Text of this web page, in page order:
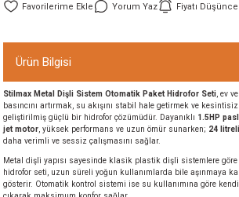
Yorum Yaz Fiyatı
Ürün Bilgisi
Stilmax Metal Dişli Sistem Otomatik Paket Hidrofor Seti , ev
basıncını artırmak, su akışını stabil hale getirmek ve
geliştirilmiş güçlü bir hidrofor çözümüdür. Dayanıklı 1.5HP
jet motor , yüksek performans ve uzun ömür sunarken; 24
daha verimli ve sessiz çalışmasını sağlar.
Metal dişli yapısı sayesinde klasik plastik dişli sistemlere göre
hidrofor seti, uzun süreli yoğun kullanımlarda bile aşınmaya
gösterir. Otomatik kontrol sistemi ise su kullanımına göre